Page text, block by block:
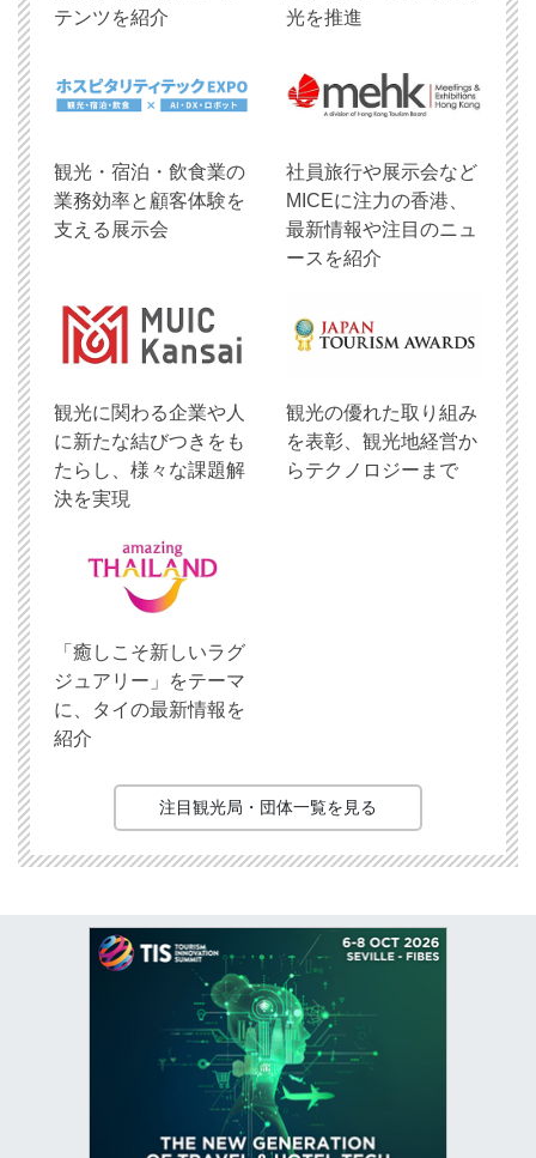
テンツを紹介
光を推進
観光・宿泊・飲食業の
業務効率と顧客体験を
支える展示会
社員旅行や展示会など
MICEに注力の香港、
最新情報や注目のニュ
ースを紹介
観光に関わる企業や人
に新たな結びつきをも
たらし、様々な課題解
決を実現
観光の優れた取り組み
を表彰、観光地経営か
らテクノロジーまで
「癒しこそ新しいラグ
ジュアリー」をテーマ
に、タイの最新情報を
紹介
注目観光局・団体一覧を見る